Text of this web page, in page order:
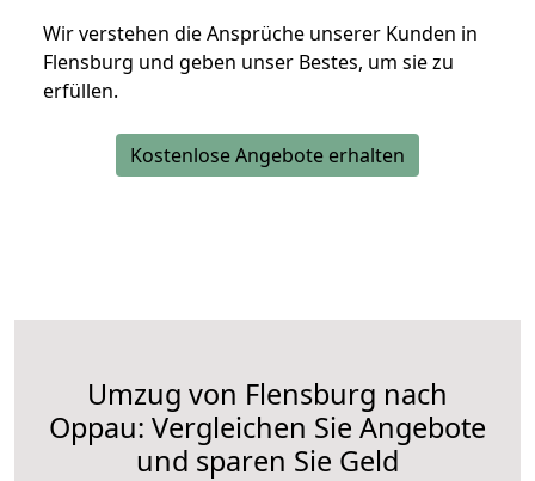
Wir verstehen die Ansprüche unserer Kunden in
Flensburg und geben unser Bestes, um sie zu
erfüllen.
Kostenlose Angebote erhalten
Umzug von Flensburg nach
Oppau: Vergleichen Sie Angebote
und sparen Sie Geld